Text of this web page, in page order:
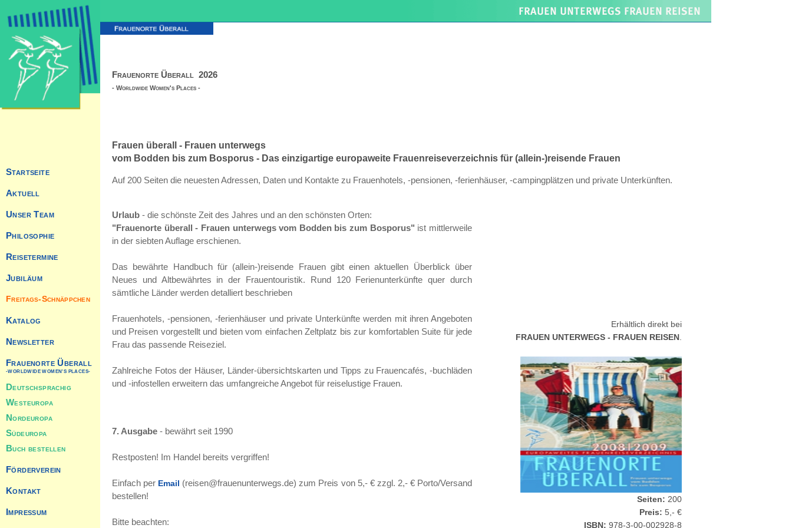
Startseite
Aktuell
Unser Team
Philosophie
Reisetermine
Jubiläum
Freitags-Schnäppchen
Katalog
Newsletter
Frauenorte Überall
-WORLDWIDE WOMEN'S PLACES-
Deutschsprachig
Westeuropa
Nordeuropa
Südeuropa
Buch bestellen
Förderverein
Kontakt
Impressum
Frauenorte Überall 2026
- Worldwide Women's Places -
Frauen überall - Frauen unterwegs
vom Bodden bis zum Bosporus - Das einzigartige europaweite Frauenreiseverzeichnis für (allein-)reisende Frauen
Auf 200 Seiten die neuesten Adressen, Daten und Kontakte zu Frauenhotels, -pensionen, -ferienhäuser, -campingplätzen und private Unterkünften.
Urlaub - die schönste Zeit des Jahres und an den schönsten Orten:
"Frauenorte überall - Frauen unterwegs vom Bodden bis zum Bosporus" ist mittlerweile
in der siebten Auflage erschienen.
Das bewährte Handbuch für (allein-)reisende Frauen gibt einen aktuellen Überblick über
Neues und Altbewährtes in der Frauentouristik. Rund 120 Ferienunterkünfte quer durch
sämtliche Länder werden detalliert beschrieben
Frauenhotels, -pensionen, -ferienhäuser und private Unterkünfte werden mit ihren Angeboten
und Preisen vorgestellt und bieten vom einfachen Zeltplatz bis zur komfortablen Suite für jede
Frau das passende Reiseziel.
Zahlreiche Fotos der Häuser, Länder-übersichtskarten und Tipps zu Frauencafés, -buchläden
und -infostellen erweitern das umfangreiche Angebot für reiselustige Frauen.
7. Ausgabe - bewährt seit 1990
Restposten! Im Handel bereits vergriffen!
Einfach per Email (reisen@frauenunterwegs.de) zum Preis von 5,- € zzgl. 2,- € Porto/Versand
bestellen!
Bitte beachten:
Erhältlich direkt bei
FRAUEN UNTERWEGS - FRAUEN REISEN
Seiten: 200
Preis: 5,- €
ISBN: 978-3-00-002928-8